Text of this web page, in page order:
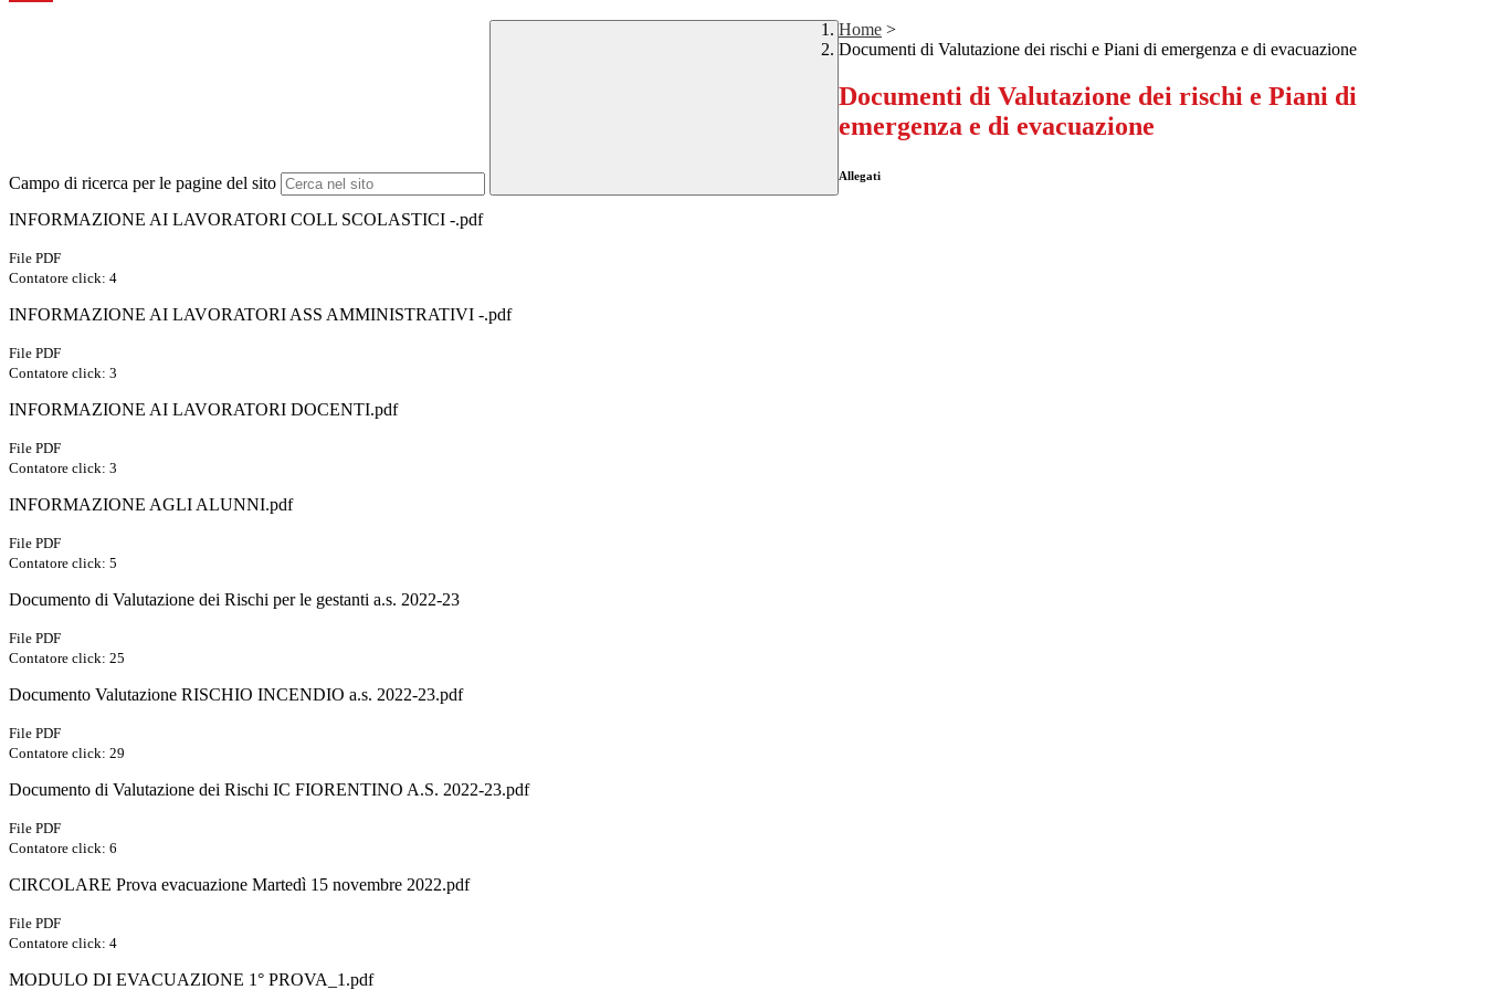
Campo di ricerca per le pagine del sito
Home >
Documenti di Valutazione dei rischi e Piani di emergenza e di evacuazione
Documenti di Valutazione dei rischi e Piani di
emergenza e di evacuazione
Allegati
INFORMAZIONE AI LAVORATORI COLL SCOLASTICI -.pdf
File PDF
Contatore click: 4
INFORMAZIONE AI LAVORATORI ASS AMMINISTRATIVI -.pdf
File PDF
Contatore click: 3
INFORMAZIONE AI LAVORATORI DOCENTI.pdf
File PDF
Contatore click: 3
INFORMAZIONE AGLI ALUNNI.pdf
File PDF
Contatore click: 5
Documento di Valutazione dei Rischi per le gestanti a.s. 2022-23
File PDF
Contatore click: 25
Documento Valutazione RISCHIO INCENDIO a.s. 2022-23.pdf
File PDF
Contatore click: 29
Documento di Valutazione dei Rischi IC FIORENTINO A.S. 2022-23.pdf
File PDF
Contatore click: 6
CIRCOLARE Prova evacuazione Martedì 15 novembre 2022.pdf
File PDF
Contatore click: 4
MODULO DI EVACUAZIONE 1° PROVA_1.pdf